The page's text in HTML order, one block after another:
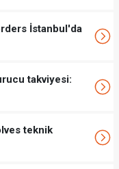
İstanbul'da
takviyesi:
teknik